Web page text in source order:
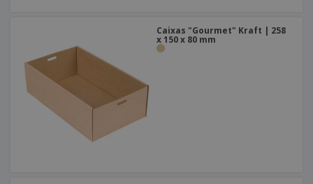
Caixas "Gourmet" Kraft | 258
x 150 x 80 mm